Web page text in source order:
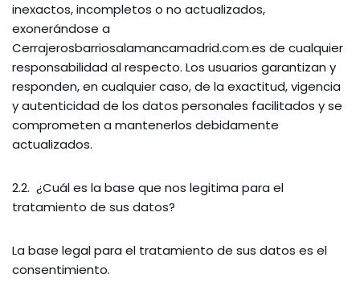
inexactos, incompletos o no actualizados,
exonerándose a
Cerrajerosbarriosalamancamadrid.com.es de cualquier
responsabilidad al respecto. Los usuarios garantizan y
responden, en cualquier caso, de la exactitud, vigencia
y autenticidad de los datos personales facilitados y se
comprometen a mantenerlos debidamente
actualizados.
2.2. ¿Cuál es la base que nos legitima para el
tratamiento de sus datos?
La base legal para el tratamiento de sus datos es el
consentimiento.